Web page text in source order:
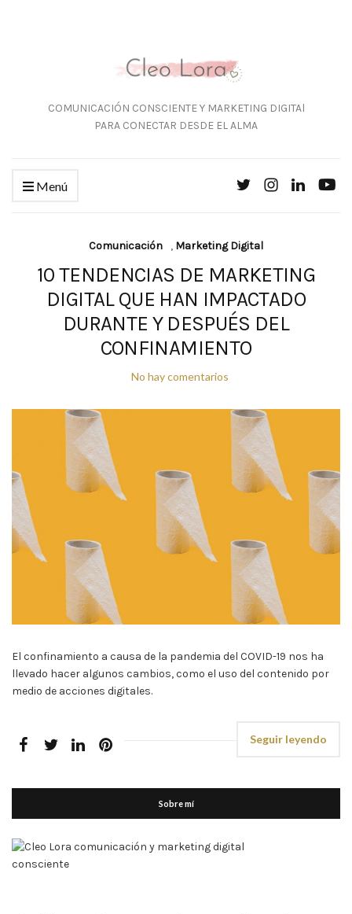
COMUNICACIÓN CONSCIENTE Y MARKETING DIGITAl
PARA CONECTAR DESDE EL ALMA
Menú
Comunicación , Marketing Digital
10 TENDENCIAS DE MARKETING
DIGITAL QUE HAN IMPACTADO
DURANTE Y DESPUÉS DEL
CONFINAMIENTO
No hay comentarios
El confinamiento a causa de la pandemia del COVID-19 nos ha
llevado hacer algunos cambios, como el uso del contenido por
medio de acciones digitales.
Seguir leyendo
Sobre mí